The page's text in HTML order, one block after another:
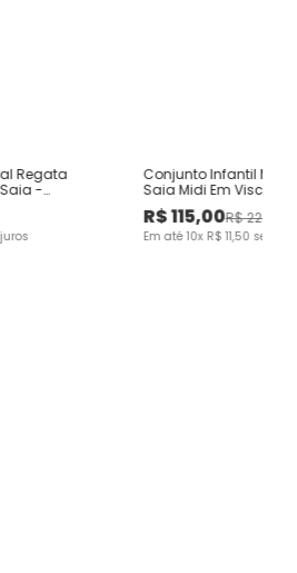
Regata
Saia -
Conjunto Infantil
Saia Midi Em Viscose
R$115,00R$229
Em até10x R$ 11,50 sem